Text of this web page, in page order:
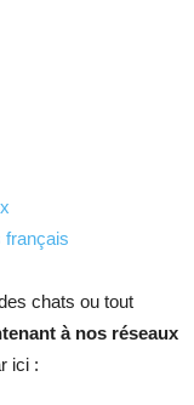
français
chats ou tout
à nos réseaux
ici :